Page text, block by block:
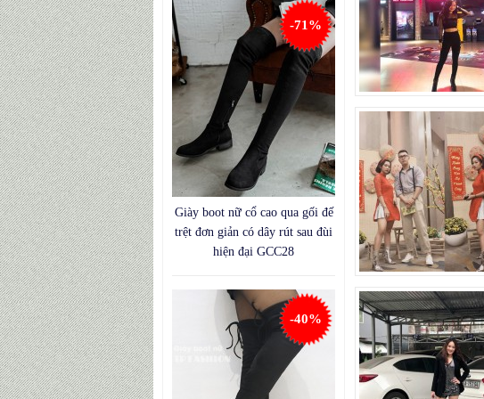
Giày boot nữ cổ cao qua gối đế
trệt đơn giản có dây rút sau đùi
hiện đại GCC28
-71%
-40%